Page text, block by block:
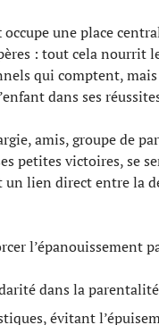
occupe une place
: tout cela nourrit
qui comptent,
dans ses
amis, groupe de
petites victoires, se
lien direct entre la
l’épanouissement
dans la parentalité
évitant